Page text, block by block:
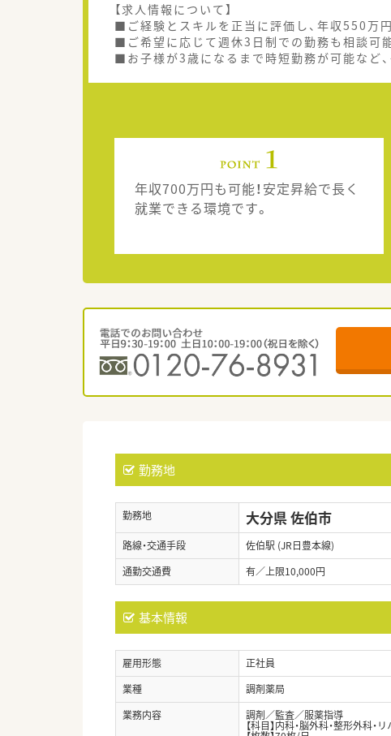
【求人情報について】
■ご経験とスキルを正当に評価し、年収550万
■ご希望に応じて週休3日制での勤務も相談可
■お子様が3歳になるまで時短勤務が可能など
年収700万円も可能！安定昇給で長く
就業できる環境です。
勤務地
勤務地 大分県 佐伯市
路線・交通手段
佐伯駅 (JR日豊本線)
通勤交通費
有／上限10,000円
基本情報
雇用形態
正社員
業種
調剤薬局
業務内容
調剤／監査／服薬指導
【科目】内科・脳外科・整形外科・